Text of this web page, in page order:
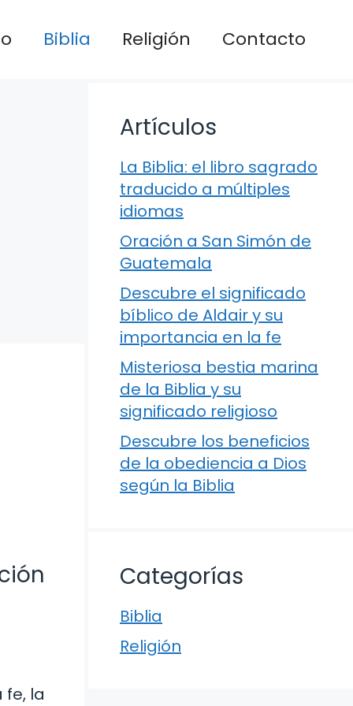
Biblia Religión Contacto
la
Artículos
La Biblia: el libro sagrado
traducido a múltiples
idiomas
Oración a San Simón de
Guatemala
Descubre el significado
bíblico de Aldair y su
importancia en la fe
Misteriosa bestia marina
de la Biblia y su
significado religioso
Descubre los beneficios
de la obediencia a Dios
según la Biblia
Categorías
Biblia
Religión